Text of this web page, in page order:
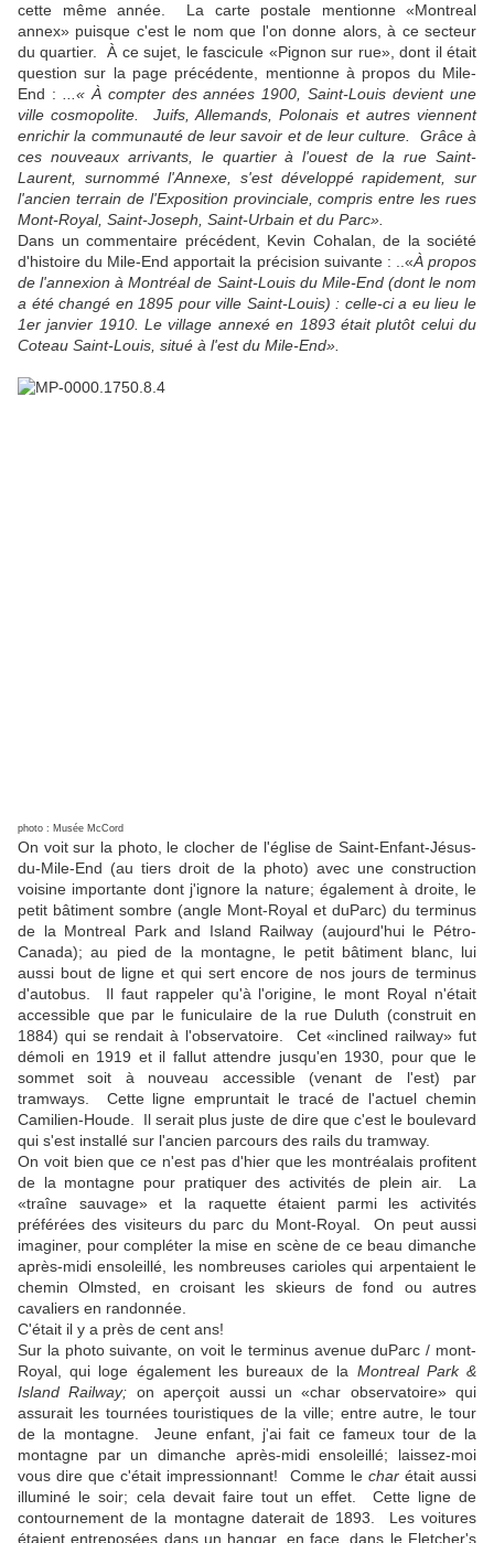
cette même année. La carte postale mentionne «Montreal
annex» puisque c'est le nom que l'on donne alors, à ce secteur
du quartier. À ce sujet, le fascicule «Pignon sur rue», dont il était
question sur la page précédente, mentionne à propos du Mile-
End :
...« À compter des années 1900, Saint-Louis devient une
ville cosmopolite. Juifs, Allemands, Polonais et autres viennent
enrichir la communauté de leur savoir et de leur culture. Grâce à
ces nouveaux arrivants, le quartier à l'ouest de la rue Saint-
Laurent, surnommé l'Annexe, s'est développé rapidement, sur
l'ancien terrain de l'Exposition provinciale, compris entre les rues
Mont-Royal, Saint-Joseph, Saint-Urbain et du Parc».
Dans un commentaire précédent, Kevin Cohalan, de la société
d'histoire du Mile-End apportait la précision suivante : ..«À propos
de l'annexion à Montréal de Saint-Louis du Mile-End (dont le nom
a été changé en 1895 pour ville Saint-Louis) : celle-ci a eu lieu le
1er janvier 1910. Le village annexé en 1893 était plutôt celui du
Coteau Saint-Louis, situé à l'est du Mile-End».
photo : Musée McCord
On voit sur la photo, le clocher de l'église de Saint-Enfant-Jésus-
du-Mile-End (au tiers droit de la photo) avec une construction
voisine importante dont j'ignore la nature; également à droite, le
petit bâtiment sombre (angle Mont-Royal et duParc) du terminus
de la Montreal Park and Island Railway (aujourd'hui le Pétro-
Canada); au pied de la montagne, le petit bâtiment blanc, lui
aussi bout de ligne et qui sert encore de nos jours de terminus
d'autobus. Il faut rappeler qu'à l'origine, le mont Royal n'était
accessible que par le funiculaire de la rue Duluth (construit en
1884) qui se rendait à l'observatoire. Cet «inclined railway» fut
démoli en 1919 et il fallut attendre jusqu'en 1930, pour que le
sommet soit à nouveau accessible (venant de l'est) par
tramways. Cette ligne empruntait le tracé de l'actuel chemin
Camilien-Houde. Il serait plus juste de dire que c'est le boulevard
qui s'est installé sur l'ancien parcours des rails du tramway.
On voit bien que ce n'est pas d'hier que les montréalais profitent
de la montagne pour pratiquer des activités de plein air. La
«traîne sauvage» et la raquette étaient parmi les activités
préférées des visiteurs du parc du Mont-Royal. On peut aussi
imaginer, pour compléter la mise en scène de ce beau dimanche
après-midi ensoleillé, les nombreuses carioles qui arpentaient le
chemin Olmsted, en croisant les skieurs de fond ou autres
cavaliers en randonnée.
C'était il y a près de cent ans!
Sur la photo suivante, on voit le terminus avenue duParc / mont-
Royal, qui loge également les bureaux de la Montreal Park &
Island Railway; on aperçoit aussi un «char observatoire» qui
assurait les tournées touristiques de la ville; entre autre, le tour
de la montagne. Jeune enfant, j'ai fait ce fameux tour de la
montagne par un dimanche après-midi ensoleillé; laissez-moi
vous dire que c'était impressionnant! Comme le charétait aussi
illuminé le soir; cela devait faire tout un effet. Cette ligne de
contournement de la montagne daterait de 1893. Les voitures
étaient entreposées dans un hangar, en face, dans le Fletcher's